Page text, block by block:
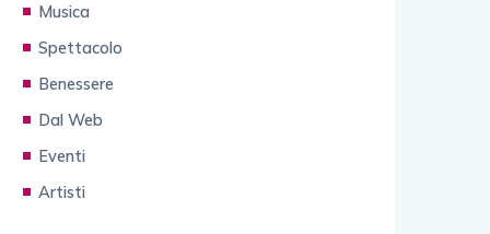
Musica
Spettacolo
Benessere
Dal Web
Eventi
Artisti